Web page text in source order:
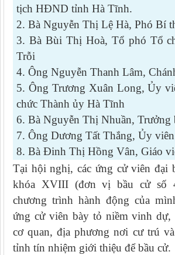
tịch HĐND tỉnh Hà Tĩnh.
2. Bà Nguyễn Thị Lệ Hà, Phó Bí
3. Bà Bùi Thị Hoà, Tổ phó Tổ
Trỗi
4. Ông Nguyễn Thanh Lâm,
5. Ông Trương Xuân Long, Ủy
chức Thành ủy Hà Tĩnh
6. Bà Nguyễn Thị Nhuần,
7. Ông Dương Tất Thắng, Ủy
8. Bà Đinh Thị Hồng Vân, Giáo
Tại hội nghị, các ứng cử viên đại
khóa XVIII (đơn vị bầu cử số
chương trình hành động của
ứng cử viên bày tỏ niềm vinh
cơ quan, địa phương nơi cư trú
tỉnh tín nhiệm giới thiệu để bầu cử.